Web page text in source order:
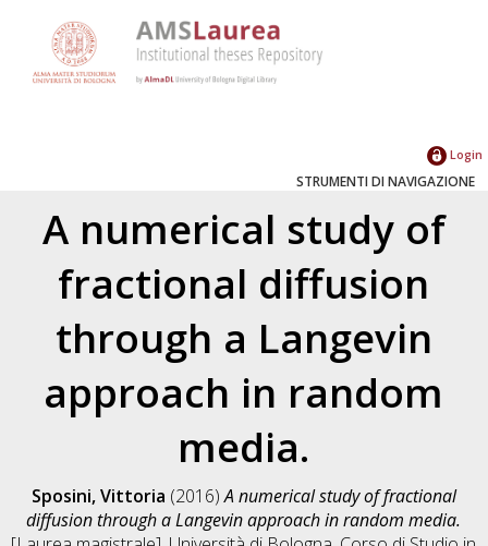
Login
STRUMENTI DI NAVIGAZIONE
A numerical study of
fractional diffusion
through a Langevin
approach in random
media.
Sposini, Vittoria (2016)A numerical study of fractional
diffusion through a Langevin approach in random media.